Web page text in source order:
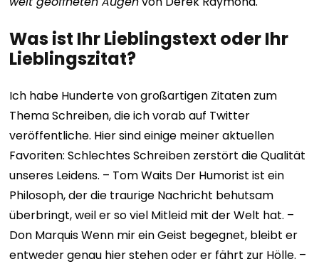
Was ist Ihr Lieblingstext oder Ihr
Lieblingszitat?
Ich habe Hunderte von großartigen Zitaten zum
Thema Schreiben, die ich vorab auf Twitter
veröffentliche. Hier sind einige meiner aktuellen
Favoriten: Schlechtes Schreiben zerstört die Qualität
unseres Leidens. – Tom Waits Der Humorist ist ein
Philosoph, der die traurige Nachricht behutsam
überbringt, weil er so viel Mitleid mit der Welt hat. –
Don MarquisWenn mir ein Geist begegnet, bleibt er
entweder genau hier stehen oder er fährt zur Hölle. –